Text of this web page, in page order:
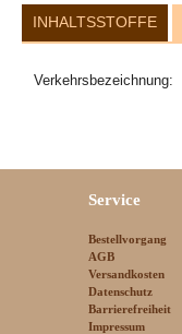
INHALTSSTOFFE
Verkehrsbezeichnung:
Service
Bestellvorgang
AGB
Versandkosten
Datenschutz
Barrierefreiheit
Impressum